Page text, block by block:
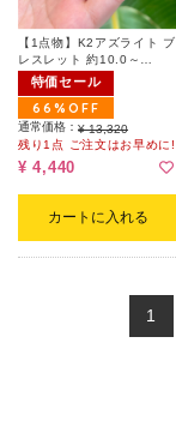
【1点物】K2アズライト ブ
レスレット 約10.0～
10.7mm
特価セール
66%OFF
通常価格： ¥ 13,320
残り1点 ご注文はお早めに!
¥ 4,440
カートに入れる
1